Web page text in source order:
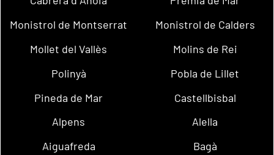
Monistrol de Montserrat
Monistrol de Calders
Mollet del Vallès
Molins de Rei
Polinyà
Pobla de Lillet
Pineda de Mar
Castellbisbal
Alpens
Alella
Aiguafreda
Bagà